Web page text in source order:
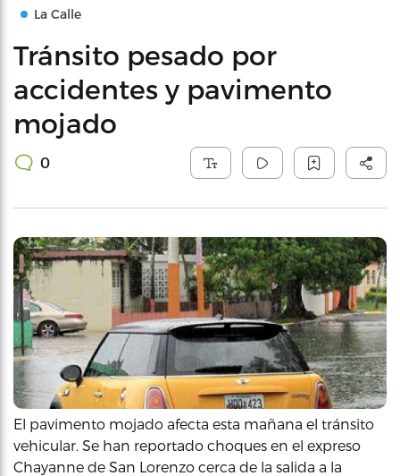
La Calle
Tránsito pesado por
accidentes y pavimento
mojado
0
El pavimento mojado afecta esta mañana el tránsito
vehicular. Se han reportado choques en el expreso
Chayanne de San Lorenzo cerca de la salida a la